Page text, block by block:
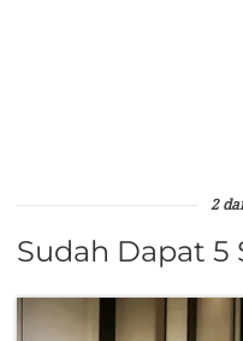
2
Sudah Dapat 5